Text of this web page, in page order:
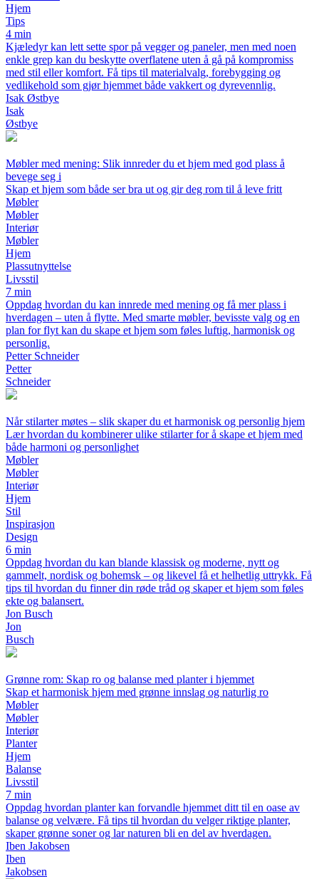
Hjem
Tips
4 min
Kjæledyr kan lett sette spor på vegger og paneler, men med noen
enkle grep kan du beskytte overflatene uten å gå på kompromiss
med stil eller komfort. Få tips til materialvalg, forebygging og
vedlikehold som gjør hjemmet både vakkert og dyrevennlig.
Isak Østbye
Isak
Østbye
Møbler med mening: Slik innreder du et hjem med god plass å
bevege seg i
Skap et hjem som både ser bra ut og gir deg rom til å leve fritt
Møbler
Møbler
Interiør
Møbler
Hjem
Plassutnyttelse
Livsstil
7 min
Oppdag hvordan du kan innrede med mening og få mer plass i
hverdagen – uten å flytte. Med smarte møbler, bevisste valg og en
plan for flyt kan du skape et hjem som føles luftig, harmonisk og
personlig.
Petter Schneider
Petter
Schneider
Når stilarter møtes – slik skaper du et harmonisk og personlig hjem
Lær hvordan du kombinerer ulike stilarter for å skape et hjem med
både harmoni og personlighet
Møbler
Møbler
Interiør
Hjem
Stil
Inspirasjon
Design
6 min
Oppdag hvordan du kan blande klassisk og moderne, nytt og
gammelt, nordisk og bohemsk – og likevel få et helhetlig uttrykk. Få
tips til hvordan du finner din røde tråd og skaper et hjem som føles
ekte og balansert.
Jon Busch
Jon
Busch
Grønne rom: Skap ro og balanse med planter i hjemmet
Skap et harmonisk hjem med grønne innslag og naturlig ro
Møbler
Møbler
Interiør
Planter
Hjem
Balanse
Livsstil
7 min
Oppdag hvordan planter kan forvandle hjemmet ditt til en oase av
balanse og velvære. Få tips til hvordan du velger riktige planter,
skaper grønne soner og lar naturen bli en del av hverdagen.
Iben Jakobsen
Iben
Jakobsen